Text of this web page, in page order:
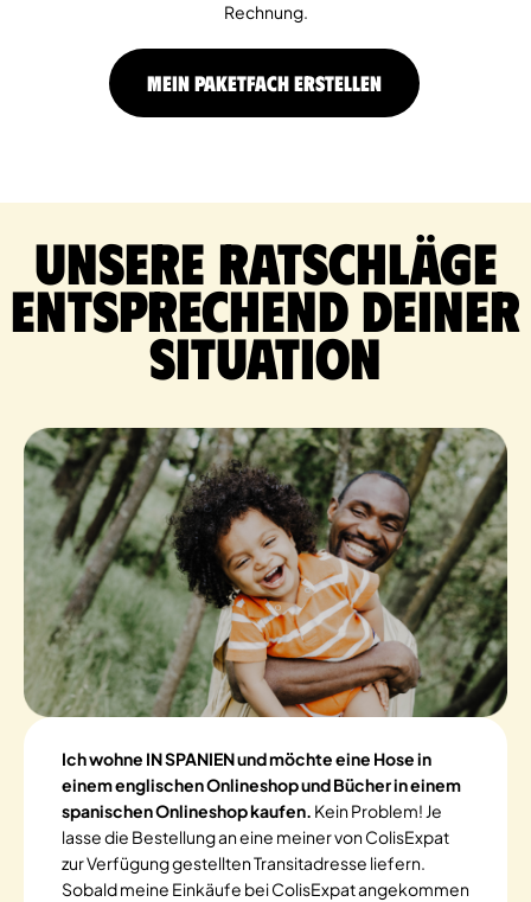
Rechnung.
MEIN PAKETFACH ERSTELLEN
Unsere Ratschläge
entsprechend deiner
Situation
Ich wohne IN SPANIEN und möchte eine Hose in
einem englischen Onlineshop und Bücher in einem
spanischen Onlineshop kaufen. Kein Problem! Je
lasse die Bestellung an eine meiner von ColisExpat
zur Verfügung gestellten Transitadresse liefern.
Sobald meine Einkäufe bei ColisExpat angekommen